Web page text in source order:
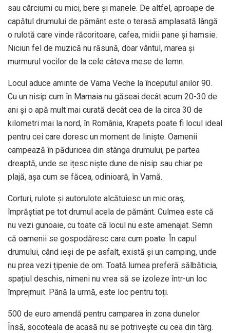
sau cârciumi cu mici, bere și manele. De altfel, aproape de
capătul drumului de pământ este o terasă amplasată lângă
o rulotă care vinde răcoritoare, cafea, midii pane și hamsie.
Niciun fel de muzică nu răsună, doar vântul, marea și
murmurul vocilor de la cele câteva mese de lemn.
Locul aduce aminte de Vama Veche la începutul anilor 90.
Cu un nisip cum în Mamaia nu găseai decât acum 20-30 de
ani și o apă mult mai curată decât cea de la circa 30 de
kilometri mai la nord, în România, Krapets poate fi locul ideal
pentru cei care doresc un moment de liniște. Oamenii
campează în păduricea din stânga drumului, pe partea
dreaptă, unde se ițesc niște dune de nisip sau chiar pe
plajă, așa cum se făcea, odinioară, în Vamă.
Corturi, rulote și autorulote alcătuiesc un mic oraș,
împrăștiat pe tot drumul acela de pământ. Culmea este că
nu vezi gunoaie, cu toate că locul nu este amenajat. Semn
că oamenii se gospodăresc care cum poate. În capul
drumului, când ieși de pe asfalt, există și un camping, unde
nu prea vezi țipenie de om. Toată lumea preferă sălbăticia,
spațiul deschis, nimeni nu vrea să se izoleze într-un loc
împrejmuit. Până la urmă, este loc pentru toți.
500 de euro amendă pentru camparea în zona dunelor
Însă, socoteala de acasă nu se potrivește cu cea din târg.